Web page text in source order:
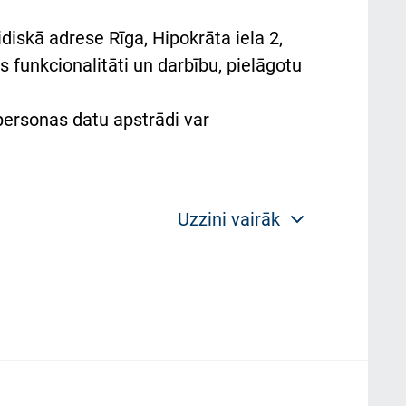
adrese Rīga, Hipokrāta iela 2,
funkcionalitāti un darbību, pielāgotu
datu apstrādi var
Uzzini vairāk